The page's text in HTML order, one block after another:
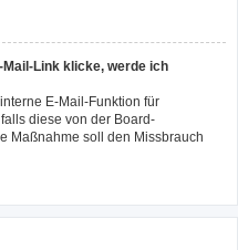
Link klicke, werde ich
E-Mail-Funktion für
diese von der Board-
Maßnahme soll den Missbrauch